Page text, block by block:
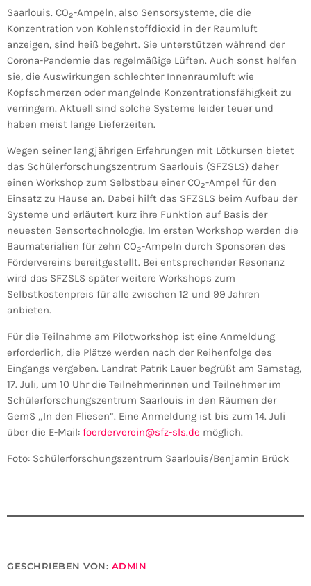
Saarlouis. CO2-Ampeln, also Sensorsysteme, die die
Konzentration von Kohlenstoffdioxid in der Raumluft
anzeigen, sind heiß begehrt. Sie unterstützen während der
Corona-Pandemie das regelmäßige Lüften. Auch sonst helfen
sie, die Auswirkungen schlechter Innenraumluft wie
Kopfschmerzen oder mangelnde Konzentrationsfähigkeit zu
verringern. Aktuell sind solche Systeme leider teuer und
haben meist lange Lieferzeiten.
Wegen seiner langjährigen Erfahrungen mit Lötkursen bietet
das Schülerforschungszentrum Saarlouis (SFZSLS) daher
einen Workshop zum Selbstbau einer CO2-Ampel für den
Einsatz zu Hause an. Dabei hilft das SFZSLS beim Aufbau der
Systeme und erläutert kurz ihre Funktion auf Basis der
neuesten Sensortechnologie. Im ersten Workshop werden die
Baumaterialien für zehn CO2-Ampeln durch Sponsoren des
Fördervereins bereitgestellt. Bei entsprechender Resonanz
wird das SFZSLS später weitere Workshops zum
Selbstkostenpreis für alle zwischen 12 und 99 Jahren
anbieten.
Für die Teilnahme am Pilotworkshop ist eine Anmeldung
erforderlich, die Plätze werden nach der Reihenfolge des
Eingangs vergeben. Landrat Patrik Lauer begrüßt am Samstag,
17. Juli, um 10 Uhr die Teilnehmerinnen und Teilnehmer im
Schülerforschungszentrum Saarlouis in den Räumen der
GemS „In den Fliesen“. Eine Anmeldung ist bis zum 14. Juli
über die E-Mail: foerderverein@sfz-sls.de möglich.
Foto: Schülerforschungszentrum Saarlouis/Benjamin Brück
GESCHRIEBEN VON: ADMIN